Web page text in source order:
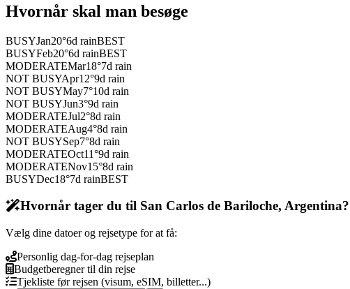
Hvornår skal man besøge
BUSYJan20°6d rainBEST
BUSYFeb20°6d rainBEST
MODERATEMar18°7d rain
NOT BUSYApr12°9d rain
NOT BUSYMay7°10d rain
NOT BUSYJun3°9d rain
MODERATEJul2°8d rain
MODERATEAug4°8d rain
NOT BUSYSep7°8d rain
MODERATEOct11°9d rain
MODERATENov15°8d rain
BUSYDec18°7d rainBEST
Hvornår tager du til San Carlos de Bariloche, Argentina?
Vælg dine datoer og rejsetype for at få:
Personlig dag-for-dag rejseplan
Budgetberegner til din rejse
Tjekliste før rejsen (visum, eSIM, billetter...)